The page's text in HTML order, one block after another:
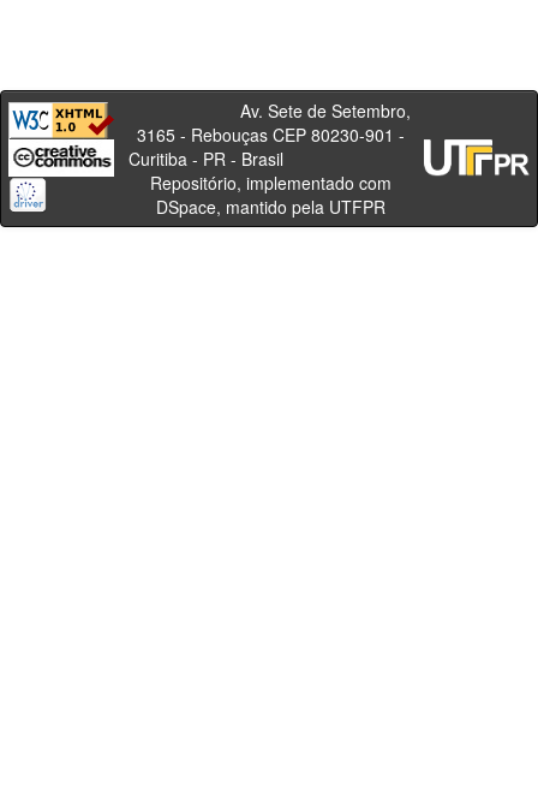
Av. Sete de Setembro,
3165 - Rebouças CEP 80230-901 -
Curitiba - PR - Brasil
Repositório, implementado com
DSpace, mantido pela UTFPR